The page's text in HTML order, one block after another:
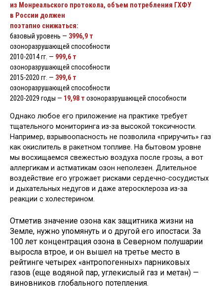
из Монреальского протокола, объем потребления ГХФУ
в России должен
поэтапно снижаться:
базовый уровень — 3996,9 т
озоноразрушающей способности
2010-2014 гг. — 999,6 т
озоноразрушающей способности
2015-2020 гг. — 399,6 т
озоноразрушающей способности
2020-2029 годы — 19,98 т озоноразрушающей способности
Однако любое его приложение на практике требует
тщательного мониторинга из-за высокой токсичности.
Например, взрывоопасность не позволила «приручить» газ
как окислитель в ракетном топливе. На бытовом уровне
мы восхищаемся свежестью воздуха после грозы, а вот
аллергикам и астматикам озон неполезен. Длительное
воздействие его угрожает рисками сердечно-сосудистых
и дыхательных недугов и даже атеросклероза из-за
реакции с холестерином.
Отметив значение озона как защитника жизни на
Земле, нужно упомянуть и о другой его ипостаси. За
100 лет концентрация озона в Северном полушарии
выросла втрое, и он вышел на третье место в
рейтинге четырех «антропогенных» парниковых
газов (еще водяной пар, углекислый газ и метан) —
виновников глобального потепления.